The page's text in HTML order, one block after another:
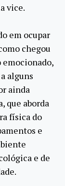
vice.
em ocupar
chegou
emocionado,
alguns
ainda
que aborda
física do
e
e de